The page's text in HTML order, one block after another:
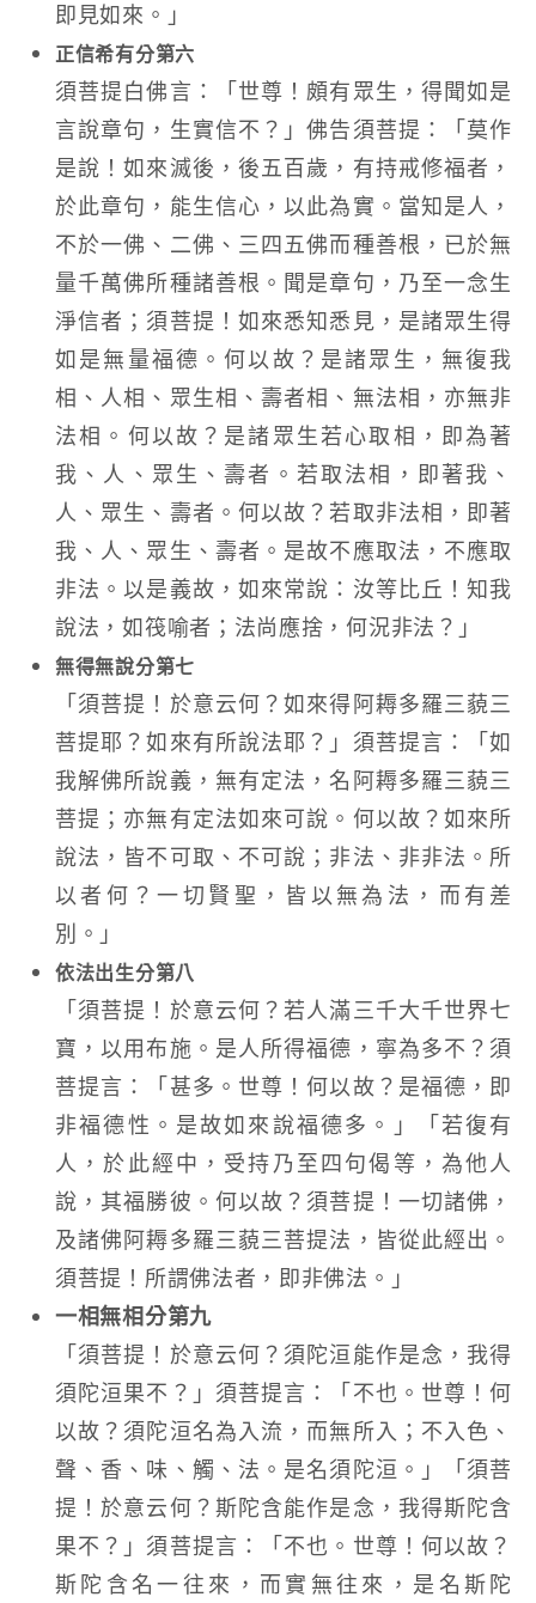
即見如來。」
正信希有分第六
須菩提白佛言：「世尊！頗有眾生，得聞如是
言說章句，生實信不？」佛告須菩提：「莫作
是說！如來滅後，後五百歲，有持戒修福者，
於此章句，能生信心，以此為實。當知是人，
不於一佛、二佛、三四五佛而種善根，已於無
量千萬佛所種諸善根。聞是章句，乃至一念生
淨信者；須菩提！如來悉知悉見，是諸眾生得
如是無量福德。何以故？是諸眾生，無復我
相、人相、眾生相、壽者相、無法相，亦無非
法相。何以故？是諸眾生若心取相，即為著
我、人、眾生、壽者。若取法相，即著我、
人、眾生、壽者。何以故？若取非法相，即著
我、人、眾生、壽者。是故不應取法，不應取
非法。以是義故，如來常說：汝等比丘！知我
說法，如筏喻者；法尚應捨，何況非法？」
無得無說分第七
「須菩提！於意云何？如來得阿耨多羅三藐三
菩提耶？如來有所說法耶？」須菩提言：「如
我解佛所說義，無有定法，名阿耨多羅三藐三
菩提；亦無有定法如來可說。何以故？如來所
說法，皆不可取、不可說；非法、非非法。所
以者何？一切賢聖，皆以無為法，而有差
別。」
依法出生分第八
「須菩提！於意云何？若人滿三千大千世界七
寶，以用布施。是人所得福德，寧為多不？須
菩提言：「甚多。世尊！何以故？是福德，即
非福德性。是故如來說福德多。」「若復有
人，於此經中，受持乃至四句偈等，為他人
說，其福勝彼。何以故？須菩提！一切諸佛，
及諸佛阿耨多羅三藐三菩提法，皆從此經出。
須菩提！所謂佛法者，即非佛法。」
一相無相分第九
「須菩提！於意云何？須陀洹能作是念，我得
須陀洹果不？」須菩提言：「不也。世尊！何
以故？須陀洹名為入流，而無所入；不入色、
聲、香、味、觸、法。是名須陀洹。」「須菩
提！於意云何？斯陀含能作是念，我得斯陀含
果不？」須菩提言：「不也。世尊！何以故？
斯陀含名一往來，而實無往來，是名斯陀